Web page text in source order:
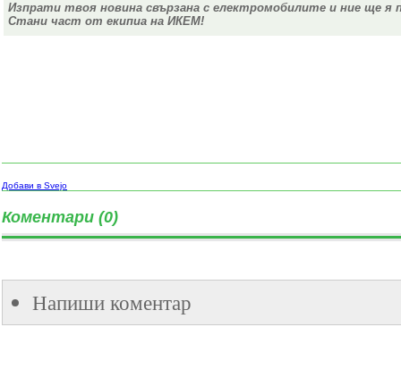
Изпрати твоя новина свързана с електромобилите и ние ще я
Стани част от екипиа на ИКЕМ!
Добави в Svejo
Коментари (0)
Напиши коментар